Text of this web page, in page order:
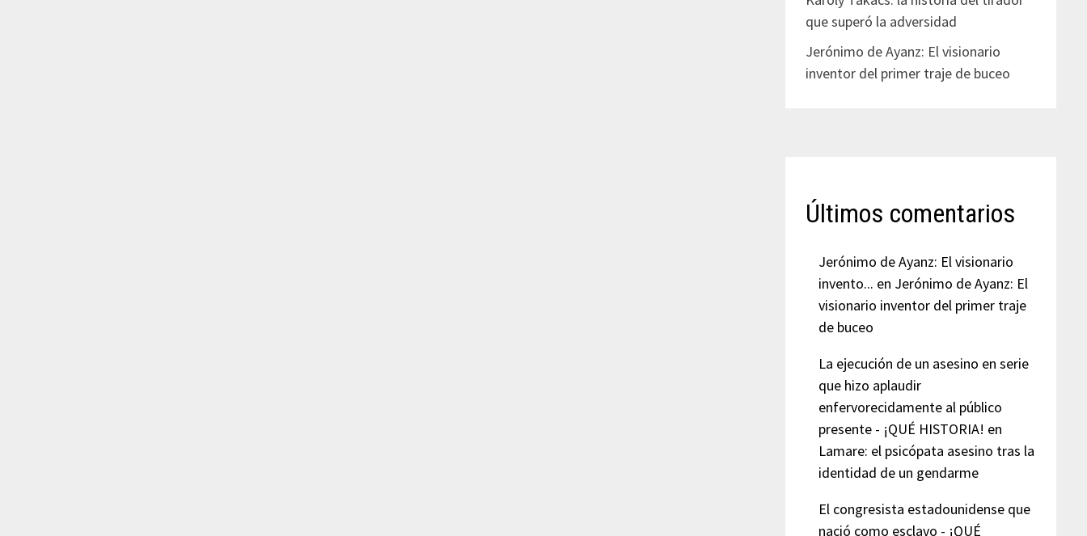
que superó la adversidad
Jerónimo de Ayanz: El visionario
inventor del primer traje de buceo
Últimos comentarios
Jerónimo de Ayanz: El visionario
invento... en Jerónimo de Ayanz: El
visionario inventor del primer traje
de buceo
La ejecución de un asesino en serie
que hizo aplaudir
enfervorecidamente al público
presente - ¡QUÉ HISTORIA! en
Lamare: el psicópata asesino tras la
identidad de un gendarme
El congresista estadounidense que
nació como esclavo - ¡QUÉ